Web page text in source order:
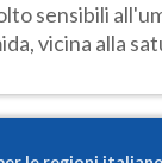
sensibili
vicina alla